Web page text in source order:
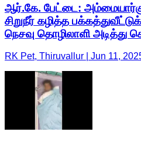
ஆர்.கே. பேட்டை:
சிறுநீர் கழித்த
நெசவு தொழிலாளி அடித்து
RK Pet, Thiruvallur | Jun 11,